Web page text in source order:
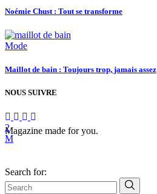
Noémie Chust : Tout se transforme
Mode
Maillot de bain : Toujours trop, jamais assez
NOUS SUIVRE
Magazine made for you.
Search for: